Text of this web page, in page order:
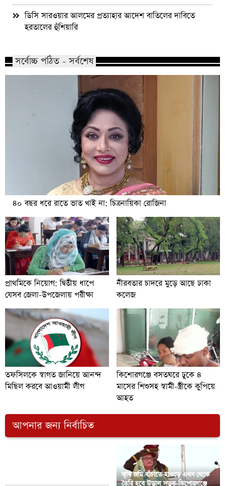
ডিসি সারওয়ার আলমের প্রত্যাহার আদেশ বাতিলের দাবিতে
হরতালের হুঁশিয়ারি
সর্বোচ্চ পঠিত - সর্বশেষ
৪০ বছর ধরে রাতে ভাত খাই না: চিত্রনায়িকা রোজিনা
প্রাথমিকে নিয়োগ: দ্বিতীয় ধাপে
যেসব জেলা-উপজেলায় পরীক্ষা
নীরবতার চাদরে মুড়ে আছে ঢাকা
কলেজ
তফসিলকে স্বাগত জানিয়ে আনন্দ
মিছিল করবে আওয়ামী লীগ
কিশোরগঞ্জে বসতঘরে ঢুকে ৪
মাসের শিশুসহ স্বামী-স্ত্রীকে কুপিয়ে
আহত
আপনার জন্য নির্বাচিত
কৃষি জমি বাঁচাতে হাওড়ে এখন থেকে
তৈরি হবে উড়াল সড়ক-কিশোরগঞ্জে